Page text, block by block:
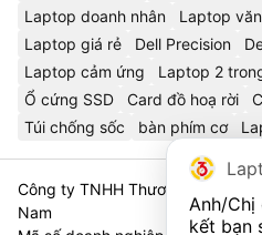
Laptop doanh nhân
Laptop
Laptop giá rẻ
Dell Precision
Laptop cảm ứng
Laptop 2
Ổ cứng SSD
Card đồ hoạ rời
Túi chống sốc
bàn phím cơ
Công ty TNHH Thương Mại Và
Nam
Anh/Chị
kết bạn